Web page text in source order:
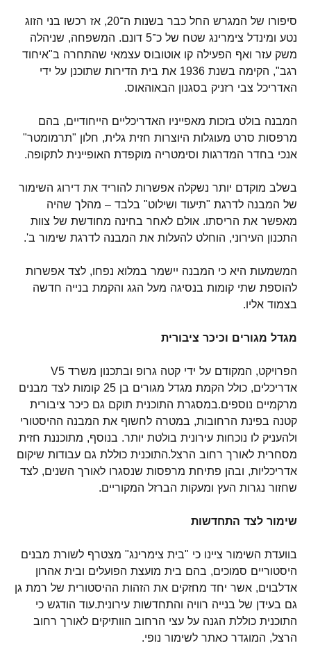
סיפורו של המגרש החל כבר בשנות ה־20, אז רכשו בני הזוג
נטע ומינדל צימרינג שטח של כ־5 דונם. המשפחה, שניהלה
משק עזר ואף הפעילה קו אוטובוס עצמאי שהתחרה ב"איחוד
רגב", הקימה בשנת 1936 את בית הדירות שתוכנן על ידי
האדריכל צבי רזניק בסגנון הבאוהאוס.
המבנה בולט בזכות מאפייניו האדריכליים הייחודיים, בהם
מרפסות סרט מעוגלות היוצרות חזית גלית, חלון "תרמומטר"
אנכי בחדר המדרגות וסימטריה מוקפדת האופיינית לתקופה.
בשלב מוקדם יותר נשקלה אפשרות להוריד את דירוג השימור
של המבנה לדרגת "תיעוד ושילוט" בלבד – מהלך שהיה
מאפשר את הריסתו. אולם לאחר בחינה מחודשת של צוות
התכנון העירוני, הוחלט להעלות את המבנה לדרגת שימור ב'.
המשמעות היא כי המבנה יישמר במלוא נפחו, לצד אפשרות
להוספת שתי קומות בנסיגה מעל הגג והקמת בנייה חדשה
בצמוד אליו.
מגדל מגורים וכיכר ציבורית
הפרויקט, המקודם על ידיקטה גרופ ובתכנון משרדV5
אדריכלים , כולל הקמת מגדל מגורים בן 25 קומות לצד מבנים
מרקמיים נוספים.במסגרת התוכנית תוקם גם כיכר ציבורית
קטנה בפינת הרחובות, במטרה לחשוף את המבנה ההיסטורי
ולהעניק לו נוכחות עירונית בולטת יותר. בנוסף, מתוכננת חזית
מסחרית לאורך רחוב הרצל.התוכנית כוללת גם עבודות שיקום
אדריכליות, ובהן פתיחת מרפסות שנסגרו לאורך השנים, לצד
שחזור נגרות העץ ומעקות הברזל המקוריים.
שימור לצד התחדשות
בוועדת השימור ציינו כי "בית צימרינג" מצטרף לשורת מבנים
היסטוריים סמוכים, בהם בית מועצת הפועלים ובית אהרון
אדלבוים, אשר יחד מחזקים את הזהות ההיסטורית של רמת גן
גם בעידן של בנייה רוויה והתחדשות עירונית.עוד הודגש כי
התוכנית כוללת הגנה על עצי הרחוב הוותיקים לאורך רחוב
הרצל, המוגדר כאתר לשימור נופי.